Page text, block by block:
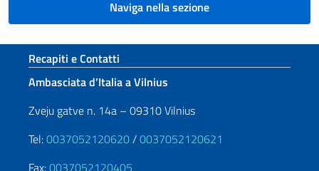
Naviga nella sezione
Sezione footer
Recapiti e Contatti
Ambasciata d’Italia a Vilnius
Zveju gatve n. 14a – 09310 Vilnius
Tel:0037052120620/0037052120621
Fax:0037052120405